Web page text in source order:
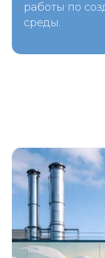
работы по
среды.